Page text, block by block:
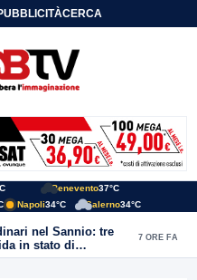
CERCA
Benevento37°C
Napoli34°C Salerno34°C
nel Sannio: tre
in stato di
e 1.500 kg di
7 ORE FA